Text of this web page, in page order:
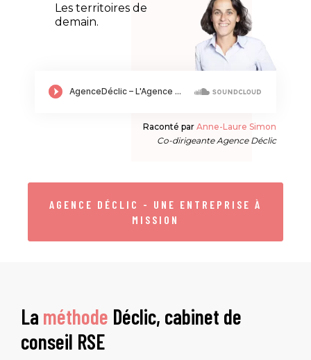
Les territoires de
demain.
Raconté par Anne-Laure Simon
Co-dirigeante Agence Déclic
AGENCE DÉCLIC - UNE ENTREPRISE À
MISSION
La méthode Déclic, cabinet de
conseil RSE